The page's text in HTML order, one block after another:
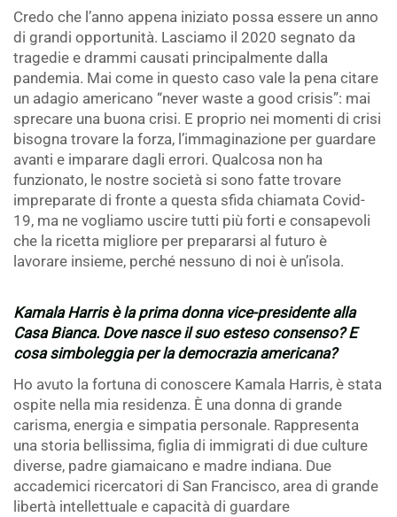
Credo che l’anno appena iniziato possa essere un anno
di grandi opportunità. Lasciamo il 2020 segnato da
tragedie e drammi causati principalmente dalla
pandemia. Mai come in questo caso vale la pena citare
un adagio americano “never waste a good crisis”: mai
sprecare una buona crisi. E proprio nei momenti di crisi
bisogna trovare la forza, l’immaginazione per guardare
avanti e imparare dagli errori. Qualcosa non ha
funzionato, le nostre società si sono fatte trovare
impreparate di fronte a questa sfida chiamata Covid-
19, ma ne vogliamo uscire tutti più forti e consapevoli
che la ricetta migliore per prepararsi al futuro è
lavorare insieme, perché nessuno di noi è un’isola.
Kamala Harris è la prima donna vice-presidente alla
Casa Bianca. Dove nasce il suo esteso consenso? E
cosa simboleggia per la democrazia americana?
Ho avuto la fortuna di conoscere Kamala Harris, è stata
ospite nella mia residenza. È una donna di grande
carisma, energia e simpatia personale. Rappresenta
una storia bellissima, figlia di immigrati di due culture
diverse, padre giamaicano e madre indiana. Due
accademici ricercatori di San Francisco, area di grande
libertà intellettuale e capacità di guardare